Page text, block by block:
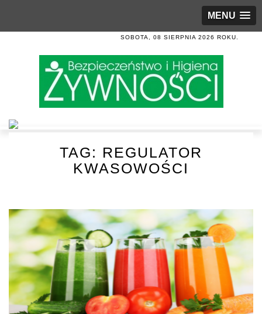
MENU
SOBOTA, 08 SIERPNIA 2026 ROKU.
TAG: REGULATOR
KWASOWOŚCI